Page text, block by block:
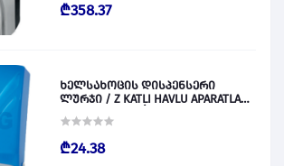
₾358.37
ხელსახოცის დისპენსერი
ლურჯი / Z KATLI HAVLU APARATLARI
₾24.38